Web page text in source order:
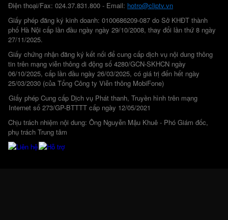
Điện thoại/Fax: 024.37.831.800 - Email: hotro@cliptv.vn
Giấy phép đăng ký kinh doanh: 0100686209-087 do Sở KHĐT thành
phố Hà Nội cấp lần đầu ngày ngày 29/10/2008, thay đổi lần thứ 8 ngày
27/11/2025.
Giấy chứng nhận đăng ký kết nối để cung cấp dịch vụ nội dung thông
tin trên mạng viễn thông di động số 4280/GCN-SKHCN ngày
06/10/2025, cấp lần đầu ngày 26/03/2025, có giá trị đến hết ngày
25/03/2030 (của Tổng Công ty Viễn thông MobiFone)
Giấy phép Cung cấp Dịch vụ Phát thanh, Truyền hình trên mạng
Internet số 273/GP-BTTTT cấp ngày 12/05/2021
Chịu trách nhiệm nội dung: Ông Nguyễn Mậu Khuê - Phó Giám đốc,
phụ trách Trung tâm